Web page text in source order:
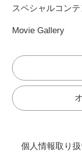
スペシャルコンテ
Movie Gallery
個人情報取り